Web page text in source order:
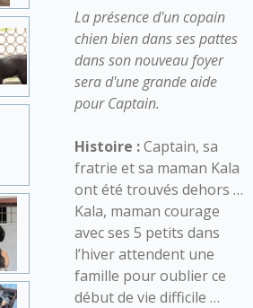
La présence d'un copain
chien bien dans ses pattes
dans son nouveau foyer
sera d'une grande aide
pour Captain.
Histoire :Captain, sa
fratrie et sa maman Kala
ont été trouvés dehors …
Kala, maman courage
avec ses 5 petits dans
l’hiver attendent une
famille pour oublier ce
début de vie difficile …